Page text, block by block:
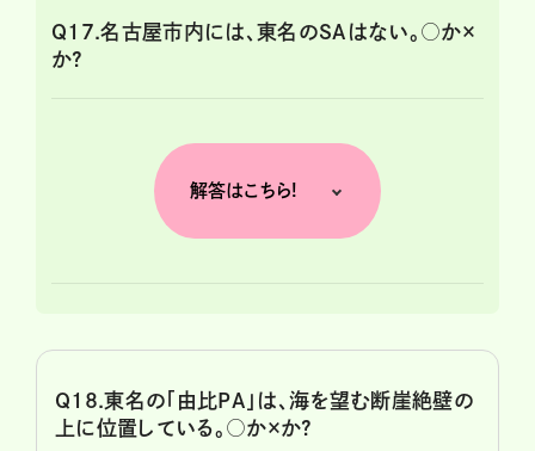
Q17.名古屋市内には、東名のSAはない。○か×
か?
解答はこちら!
Q18.東名の「由比PA」は、海を望む断崖絶壁の
上に位置している。○か×か?